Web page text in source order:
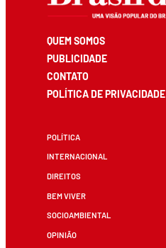
QUEM SOMOS
PUBLICIDADE
CONTATO
POLÍTICA DE PRIVACIDADE
POLÍTICA
INTERNACIONAL
DIREITOS
BEM VIVER
SOCIOAMBIENTAL
OPINIÃO